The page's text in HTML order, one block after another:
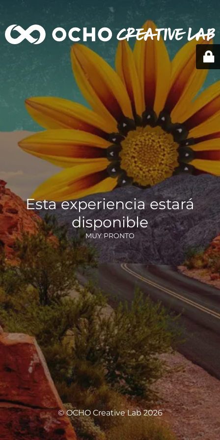
Esta experiencia estará
disponible
MUY PRONTO
© OCHO Creative Lab 2026